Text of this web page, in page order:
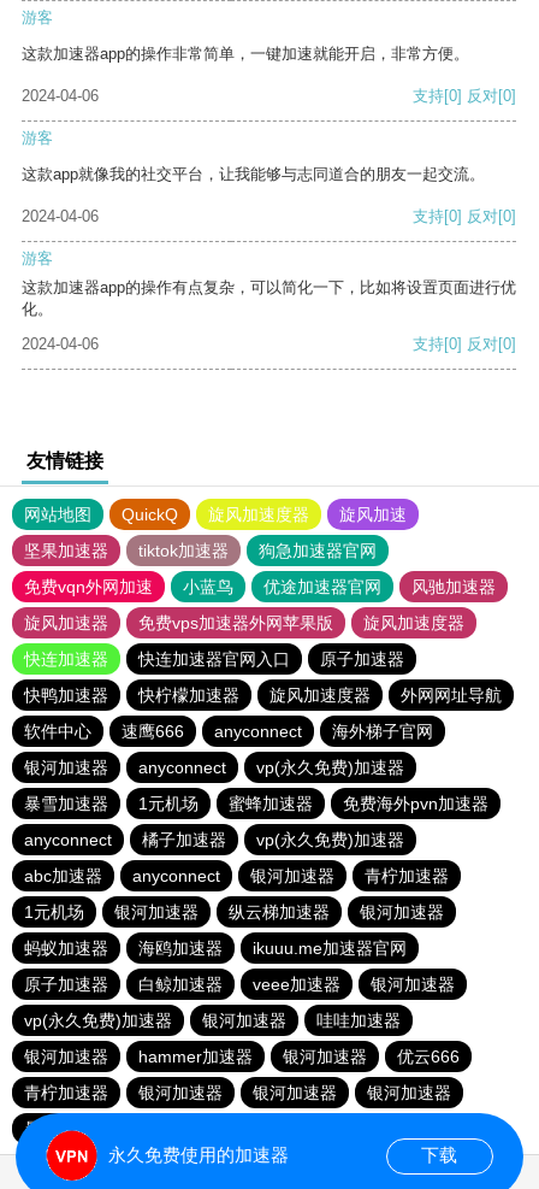
游客
这款加速器app的操作非常简单，一键加速就能开启，非常方便。
2024-04-06 支持[0] 反对[0]
游客
这款app就像我的社交平台，让我能够与志同道合的朋友一起交流。
2024-04-06 支持[0] 反对[0]
游客
这款加速器app的操作有点复杂，可以简化一下，比如将设置页面进行优
化。
2024-04-06
支持[0] 反对[0]
友情链接
网站地图 QuickQ 旋风加速度器
旋风加速
坚果加速器
tiktok加速器
狗急加速器官网
免费vqn外网加速
小蓝鸟 优途加速器官网
风驰加速器
旋风加速器
免费vps加速器外网苹果版
旋风加速度器
快连加速器
快连加速器官网入口
原子加速器
快鸭加速器
快柠檬加速器 旋风加速度器
外网网址导航
软件中心
速鹰666 anyconnect
海外梯子官网
银河加速器
anyconnect
vp(永久免费)加速器
暴雪加速器
1元机场 蜜蜂加速器
免费海外pvn加速器
anyconnect
橘子加速器
vp(永久免费)加速器
abc加速器
anyconnect 银河加速器
青柠加速器
1元机场
银河加速器 纵云梯加速器
银河加速器
蚂蚁加速器
海鸥加速器
ikuuu.me加速器官网
原子加速器
白鲸加速器 veee加速器
银河加速器
vp(永久免费)加速器
银河加速器
哇哇加速器
银河加速器
hammer加速器 银河加速器
优云666
青柠加速器
银河加速器 银河加速器
银河加速器
暴雪加速器
永久免费使用的加速器 下载